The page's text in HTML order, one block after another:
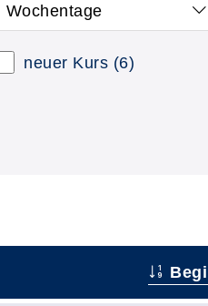
Wochentage
neuer Kurs (6)